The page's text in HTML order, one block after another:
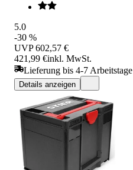
5.0
-30 %
UVP 602,57 €
421,99 €inkl. MwSt.
Lieferung bis 4-7 Arbeitstage
Details anzeigen